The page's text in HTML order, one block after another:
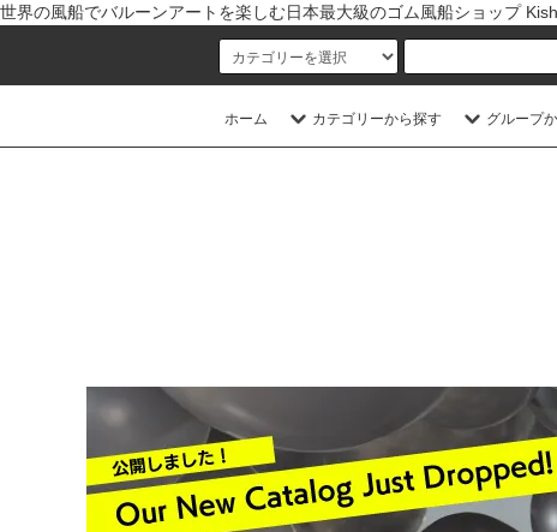
世界の風船でバルーンアートを楽しむ日本最大級のゴム風船ショップ
ホーム カテゴリーから探す グループ